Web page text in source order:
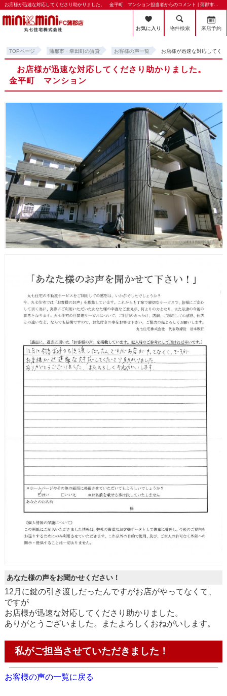
お店様が迅速な対応してくださり助かりました。 金平町 マンション担当者からのコメント | 蒲郡市・幸田町の賃貸・賃貸管理のことならミニミニFC蒲郡店 丸七住宅株式会社
お気に入り 物件検索 来店予約
TOPページ 蒲郡市・幸田町の賃貸 お客様の声一覧 お店様が迅速な対応して
お店様が迅速な対応してくださり助かりました。
金平町 マンション
あなた様の声をお聞かせください！
12月に鍵の引き渡しだったんですがお店がやってなくて、
ですが
お店様が迅速な対応してくださり助かりました。
ありがとうございました。またよろしくおねがいします。
私がご担当させていただきました！
お客様の声の一覧に戻る